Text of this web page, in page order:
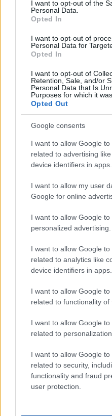
I want to opt-out of the
Personal Data.
Opted In
I want to opt-out of
Personal Data for
Opted In
I want to opt-out of
Retention, Sale, and/or
Personal Data that Is
Purposes for which it
Opted Out
Google consents
I want to allow Google
related to advertising
device identifiers in apps.
I want to allow my user
Google for online
I want to allow Google to
personalized advertising.
I want to allow Google
related to analytics like
device identifiers in apps.
I want to allow Google
related to functionality of
I want to allow Google
related to personalization.
I want to allow Google
related to security,
functionality and fraud
user protection.
Játékokon
szinhazhu•2005. június 03.
Egri Gárdonyi Géza
(Érsekkert, Kis Dobó tér,
- július 17.) port.hu
"Évzárlat" a
szinhazhu•2005. június 02.
KATONA JÓZSEF
VII.Hangversenysorozat a
SPLENDIDA" 2005. június
X. JUBILEUMI
JÚNIUS 10 - 19. A 2005.
Nemzetközi Kulturális
eseménysorozatát
Budapest központi
minden mûfajában…
Háború és futball
szinhazhu 2005. június 01.
Miközben a fegyverek
Kérdi a Madáchban